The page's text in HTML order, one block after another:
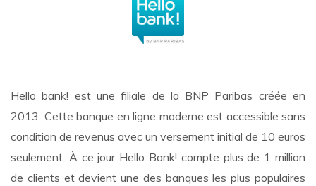
Hello bank! est une filiale de la BNP Paribas créée en
2013. Cette banque en ligne moderne est accessible sans
condition de revenus avec un versement initial de 10 euros
seulement. À ce jour Hello Bank! compte plus de 1 million
de clients et devient une des banques les plus populaires